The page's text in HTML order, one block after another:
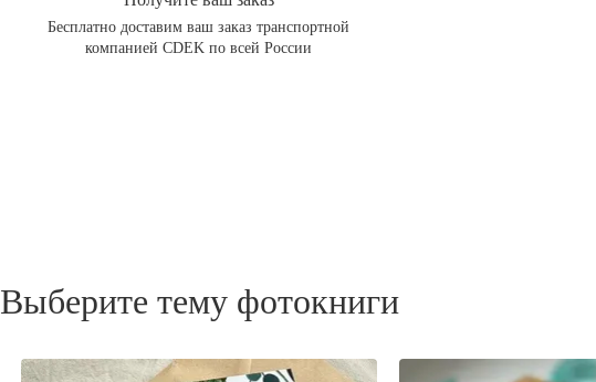
Бесплатно доставим ваш заказ транспортной
компанией CDEK по всей России
Выберите тему фотокниги